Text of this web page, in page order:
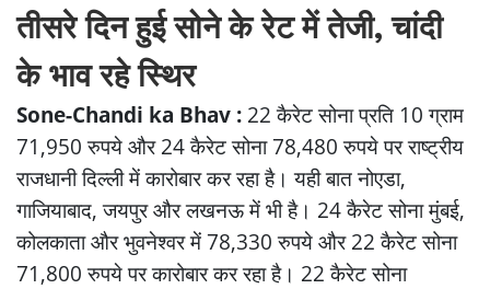
तीसरे दिन हुई सोने के रेट में तेजी, चांदी
के भाव रहे स्थिर
Sone-Chandi ka Bhav : 22 कैरेट सोना प्रति 10 ग्राम
71,950 रुपये और 24 कैरेट सोना 78,480 रुपये पर राष्ट्रीय
राजधानी दिल्ली में कारोबार कर रहा है। यही बात नोएडा,
गाजियाबाद, जयपुर और लखनऊ में भी है। 24 कैरेट सोना मुंबई,
कोलकाता और भुवनेश्वर में 78,330 रुपये और 22 कैरेट सोना
71,800 रुपये पर कारोबार कर रहा है। 22 कैरेट सोना